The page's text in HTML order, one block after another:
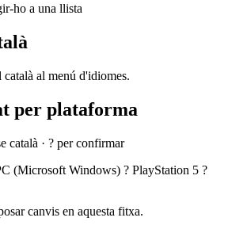
ho a una llista
al menú d'idiomes.
per plataforma
català · ? per confirmar
(Microsoft Windows) ? PlayStation 5 ?
canvis en aquesta fitxa.